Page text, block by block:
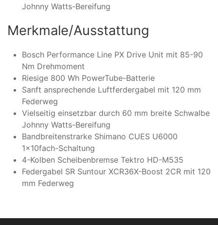
Johnny Watts-Bereifung
Merkmale/Ausstattung
Bosch Performance Line PX Drive Unit mit 85-90
Nm Drehmoment
Riesige 800 Wh PowerTube-Batterie
Sanft ansprechende Luftferdergabel mit 120 mm
Federweg
Vielseitig einsetzbar durch 60 mm breite Schwalbe
Johnny Watts-Bereifung
Bandbreitenstrarke Shimano CUES U6000
1x10fach-Schaltung
4-Kolben Scheibenbremse Tektro HD-M535
Federgabel SR Suntour XCR36X-Boost 2CR mit 120
mm Federweg